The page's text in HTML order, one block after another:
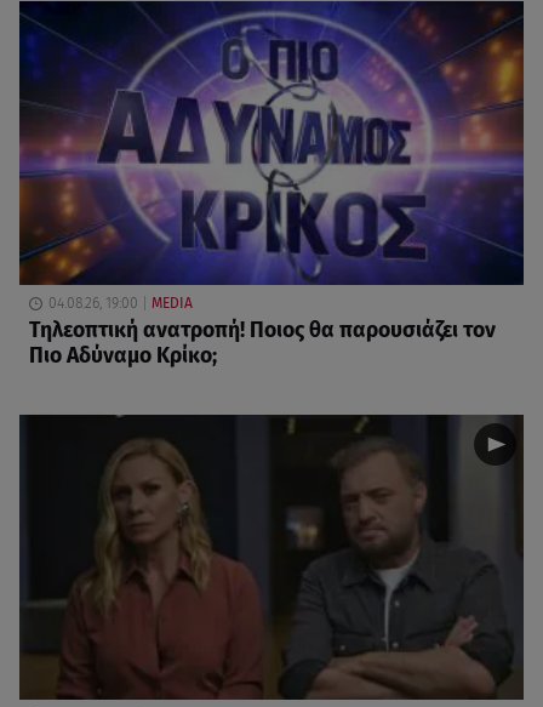
04.08.26, 19:00 MEDIA
Τηλεοπτική ανατροπή! Ποιος θα παρουσιάζει τον
Πιο Αδύναμο Κρίκο;